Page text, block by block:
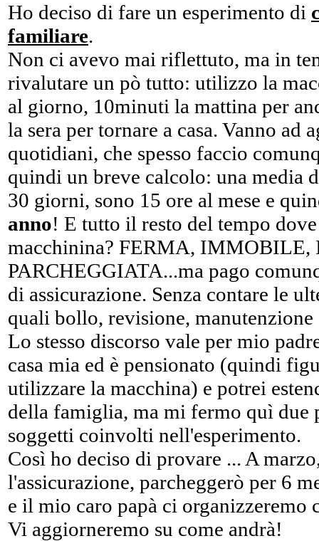
Ho deciso di fare un esperimento di
familiare.
Non ci avevo mai riflettuto, ma in
rivalutare un pò tutto: utilizzo la
al giorno, 10minuti la mattina per
la sera per tornare a casa. Vanno
quotidiani, che spesso faccio
quindi un breve calcolo: una media
30 giorni, sono 15 ore al mese e
anno! E tutto il resto del tempo
macchinina? FERMA,
PARCHEGGIATA...ma pago
di assicurazione. Senza contare le
quali bollo, revisione,
Lo stesso discorso vale per mio
casa mia ed è pensionato (quindi
utilizzare la macchina) e potrei
della famiglia, ma mi fermo quì due
soggetti coinvolti nell'esperimento.
Così ho deciso di provare ... A
l'assicurazione, parcheggerò per 6
e il mio caro papà ci organizzeremo
Vi aggiorneremo su come andrà!